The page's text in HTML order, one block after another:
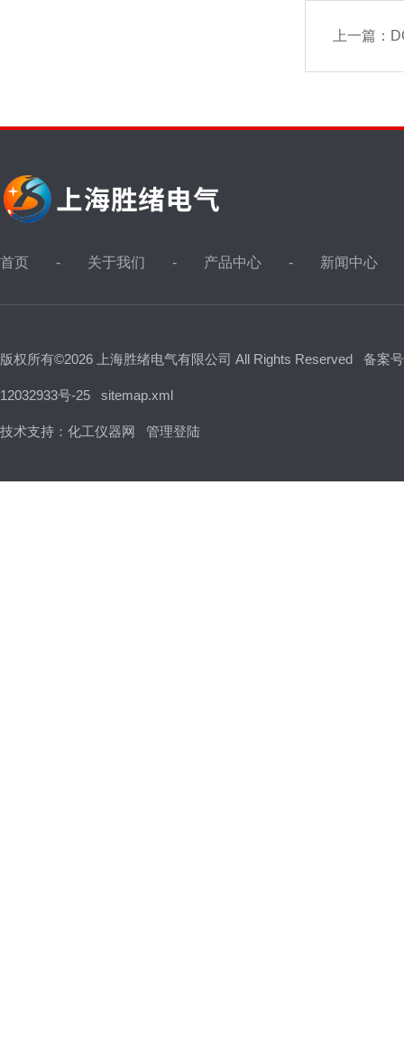
上一篇：
首页 关于我们 产品中心 新闻中心
版权所有©2026 上海胜绪电气有限公司 All Rights Reserved 备案
12032933号-25 sitemap.xml
技术支持： 化工仪器网 管理登陆